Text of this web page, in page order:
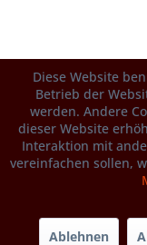
Diese Website
Betrieb der
werden. Andere
dieser Website
Interaktion mit
vereinfachen sollen,
Ablehnen